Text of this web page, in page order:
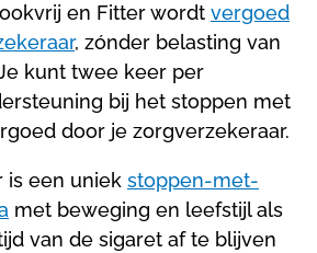
en Fitter wordt vergoed
, zónder belasting van
kunt twee keer per
bij het stoppen met
door je zorgverzekeraar.
is een uniek stoppen-met-
met beweging en leefstijl als
van de sigaret af te blijven